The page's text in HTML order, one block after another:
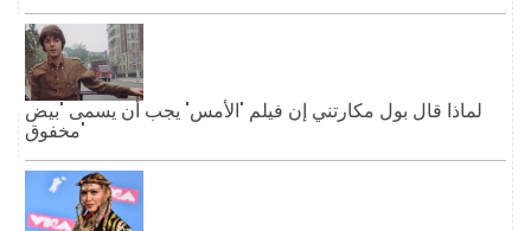
لماذا قال بول مكارتني إن فيلم 'الأمس' يجب أن يسمى 'بيض
مخفوق'